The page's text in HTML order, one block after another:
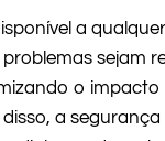
a
sejam
o impacto
a segurança